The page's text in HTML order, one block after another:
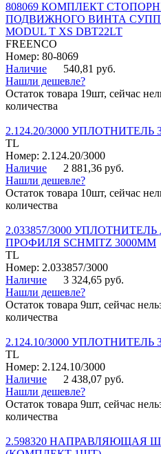
808069 КОМПЛЕКТ
ПОДВИЖНОГО ВИНТА
MODUL T XS DBT22LT
FREENCO
Номер: 80-8069
Наличие
540,81 руб.
Нашли дешевле?
Остаток товара 19шт, сейчас
количества
2.124.20/3000 УПЛОТНИТЕЛЬ
TL
Номер: 2.124.20/3000
Наличие
2 881,36 руб.
Нашли дешевле?
Остаток товара 10шт, сейчас
количества
2.033857/3000
ПРОФИЛЯ SCHMITZ 3000ММ
TL
Номер: 2.033857/3000
Наличие
3 324,65 руб.
Нашли дешевле?
Остаток товара 9шт, сейчас
количества
2.124.10/3000 УПЛОТНИТЕЛЬ
TL
Номер: 2.124.10/3000
Наличие
2 438,07 руб.
Нашли дешевле?
Остаток товара 9шт, сейчас
количества
2.598320 НАПРАВЛЯЮЩАЯ